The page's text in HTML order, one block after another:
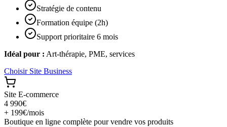
Stratégie de contenu
Formation équipe (2h)
Support prioritaire 6 mois
Idéal pour : Art-thérapie, PME, services
Choisir Site Business
Site E-commerce
4 990€
+ 199€/mois
Boutique en ligne complète pour vendre vos produits